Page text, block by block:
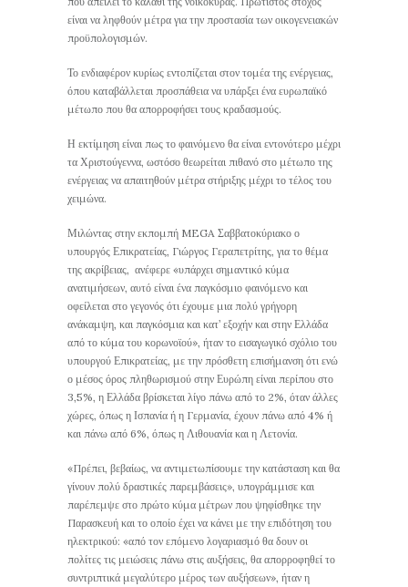
είναι να ληφθούν μέτρα για την προστασία των οικογενειακών
προϋπολογισμών.
Το ενδιαφέρον κυρίως εντοπίζεται στον τομέα της ενέργειας,
όπου καταβάλλεται προσπάθεια να υπάρξει ένα ευρωπαϊκό
μέτωπο που θα απορροφήσει τους κραδασμούς.
Η εκτίμηση είναι πως το φαινόμενο θα είναι εντονότερο μέχρι
τα Χριστούγεννα, ωστόσο θεωρείται πιθανό στο μέτωπο της
ενέργειας να απαιτηθούν μέτρα στήριξης μέχρι το τέλος του
χειμώνα.
Μιλώντας στην εκπομπή MEGA Σαββατοκύριακο ο
υπουργός Επικρατείας, Γιώργος Γεραπετρίτης, για το θέμα
της ακρίβειας, ανέφερε «υπάρχει σημαντικό κύμα
ανατιμήσεων, αυτό είναι ένα παγκόσμιο φαινόμενο και
οφείλεται στο γεγονός ότι έχουμε μια πολύ γρήγορη
ανάκαμψη, και παγκόσμια και κατ’ εξοχήν και στην Ελλάδα
από το κύμα του κορωνοϊού», ήταν το εισαγωγικό σχόλιο του
υπουργού Επικρατείας, με την πρόσθετη επισήμανση ότι ενώ
ο μέσος όρος πληθωρισμού στην Ευρώπη είναι περίπου στο
3,5%, η Ελλάδα βρίσκεται λίγο πάνω από το 2%, όταν άλλες
χώρες, όπως η Ισπανία ή η Γερμανία, έχουν πάνω από 4% ή
και πάνω από 6%, όπως η Λιθουανία και η Λετονία.
«Πρέπει, βεβαίως, να αντιμετωπίσουμε την κατάσταση και θα
γίνουν πολύ δραστικές παρεμβάσεις», υπογράμμισε και
παρέπεμψε στο πρώτο κύμα μέτρων που ψηφίσθηκε την
Παρασκευή και το οποίο έχει να κάνει με την επιδότηση του
ηλεκτρικού: «από τον επόμενο λογαριασμό θα δουν οι
πολίτες τις μειώσεις πάνω στις αυξήσεις, θα απορροφηθεί το
συντριπτικά μεγαλύτερο μέρος των αυξήσεων», ήταν η